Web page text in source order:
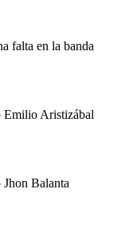
falta en la banda
Emilio Aristizábal
Jhon Balanta